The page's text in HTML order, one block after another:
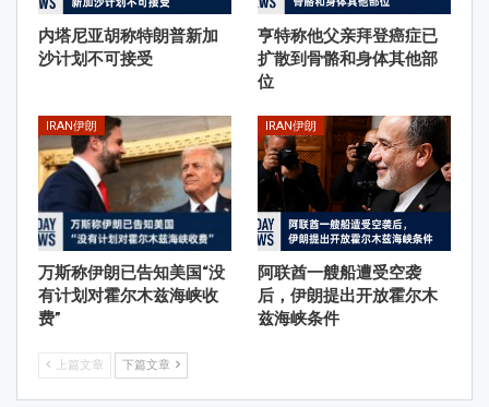
内塔尼亚胡称特朗普新加
沙计划不可接受
亨特称他父亲拜登癌症已
扩散到骨骼和身体其他部
位
IRAN伊朗
万斯称伊朗已告知美国“没
有计划对霍尔木兹海峡收
费”
IRAN伊朗
阿联酋一艘船遭受空袭
后，伊朗提出开放霍尔木
兹海峡条件
上篇文章 下篇文章